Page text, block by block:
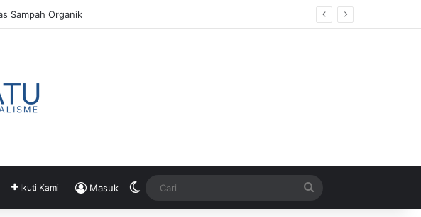
Ikuti Kami Masuk Switch skin